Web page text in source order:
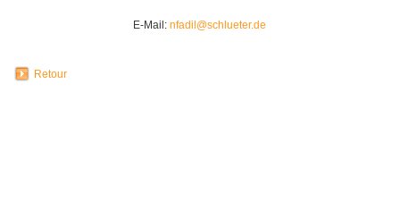
E-Mail: nfadil@schlueter.de
Retour